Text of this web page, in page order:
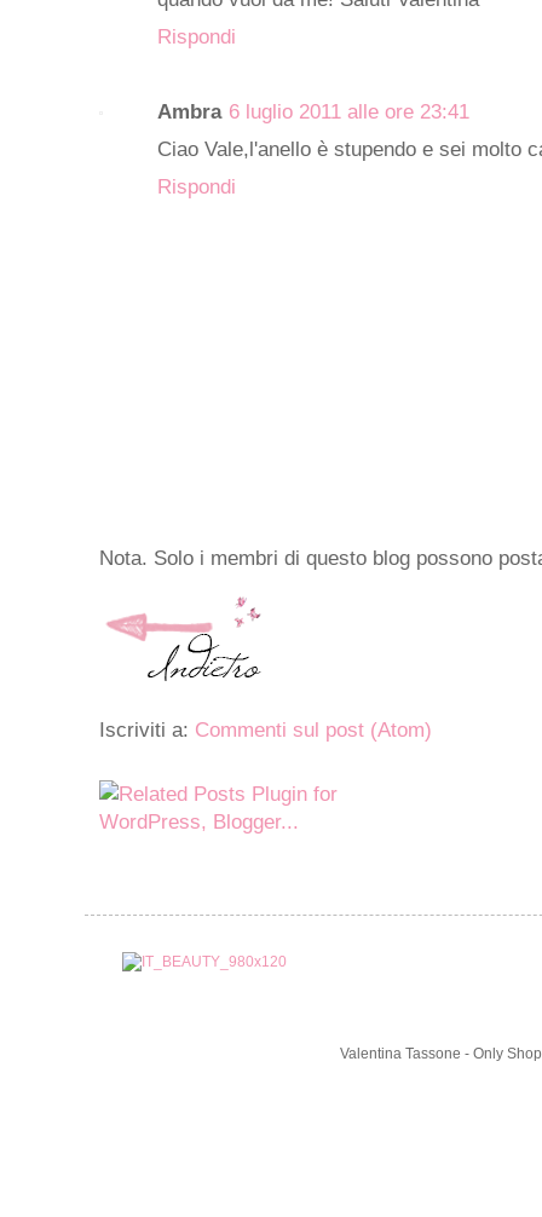
Rispondi
Ambra 6 luglio 2011 alle ore 23:41
Ciao Vale,l'anello è stupendo e sei molto
Rispondi
Nota. Solo i membri di questo blog possono
Iscriviti a: Commenti sul post (Atom)
Valentina Tassone - Only